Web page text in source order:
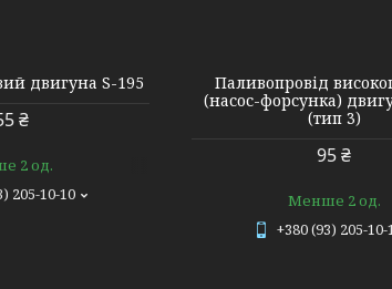
двигуна S-195
₴
2 од.
205-10-10
Паливопровід
(насос-форсунка)
(тип 3)
95 ₴
Менше 2 од.
+380 (93) 205-10-